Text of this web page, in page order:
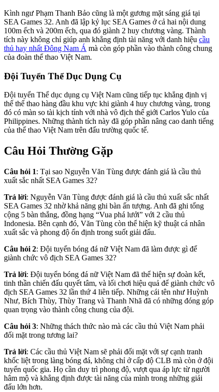
Kình ngư Phạm Thanh Bảo cũng là một gương mặt sáng giá tại
SEA Games 32. Anh đã lập kỷ lục SEA Games ở cả hai nội dung
100m ếch và 200m ếch, qua đó giành 2 huy chương vàng. Thành
tích này không chỉ giúp anh khẳng định tài năng với danh hiệu cầu
thủ hay nhất Đông Nam Á mà còn góp phần vào thành công chung
của đoàn thể thao Việt Nam.
Đội Tuyển Thể Dục Dụng Cụ
Đội tuyển Thể dục dụng cụ Việt Nam cũng tiếp tục khẳng định vị
thế thể thao hàng đầu khu vực khi giành 4 huy chương vàng, trong
đó có màn so tài kịch tính với nhà vô địch thế giới Carlos Yulo của
Philippines. Những thành tích này đã góp phần nâng cao danh tiếng
của thể thao Việt Nam trên đấu trường quốc tế.
Câu Hỏi Thường Gặp
Câu hỏi 1: Tại sao Nguyễn Văn Tùng được đánh giá là cầu thủ
xuất sắc nhất SEA Games 32?
Trả lời: Nguyễn Văn Tùng được đánh giá là cầu thủ xuất sắc nhất
SEA Games 32 nhờ khả năng ghi bàn ấn tượng. Anh đã ghi tổng
cộng 5 bàn thắng, đồng hạng “Vua phá lưới” với 2 cầu thủ
Indonesia. Bên cạnh đó, Văn Tùng còn thể hiện kỹ thuật cá nhân
xuất sắc và phong độ ổn định trong suốt giải đấu.
Câu hỏi 2: Đội tuyển bóng đá nữ Việt Nam đã làm được gì để
giành chức vô địch SEA Games 32?
Trả lời: Đội tuyển bóng đá nữ Việt Nam đã thể hiện sự đoàn kết,
tinh thần chiến đấu quyết tâm, và lối chơi hiệu quả để giành chức vô
địch SEA Games 32 lần thứ 4 liên tiếp. Những cái tên như Huỳnh
Như, Bích Thùy, Thùy Trang và Thanh Nhã đã có những đóng góp
quan trọng vào thành công chung của đội.
Câu hỏi 3: Những thách thức nào mà các cầu thủ Việt Nam phải
đối mặt trong tương lai?
Trả lời: Các cầu thủ Việt Nam sẽ phải đối mặt với sự cạnh tranh
khốc liệt trong làng bóng đá, không chỉ ở cấp độ CLB mà còn ở đội
tuyển quốc gia. Họ cần duy trì phong độ, vượt qua áp lực từ người
hâm mộ và khẳng định được tài năng của mình trong những giải
đấu lớn hơn.